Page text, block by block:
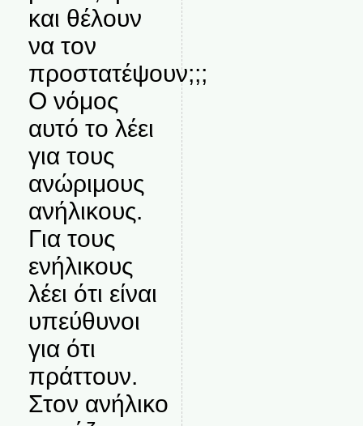
και θέλουν
να τον
προστατέψουν;;;
Ο νόμος
αυτό το λέει
για τους
ανώριμους
ανήλικους.
Για τους
ενήλικους
λέει ότι είναι
υπεύθυνοι
για ότι
πράττουν.
Στον ανήλικο